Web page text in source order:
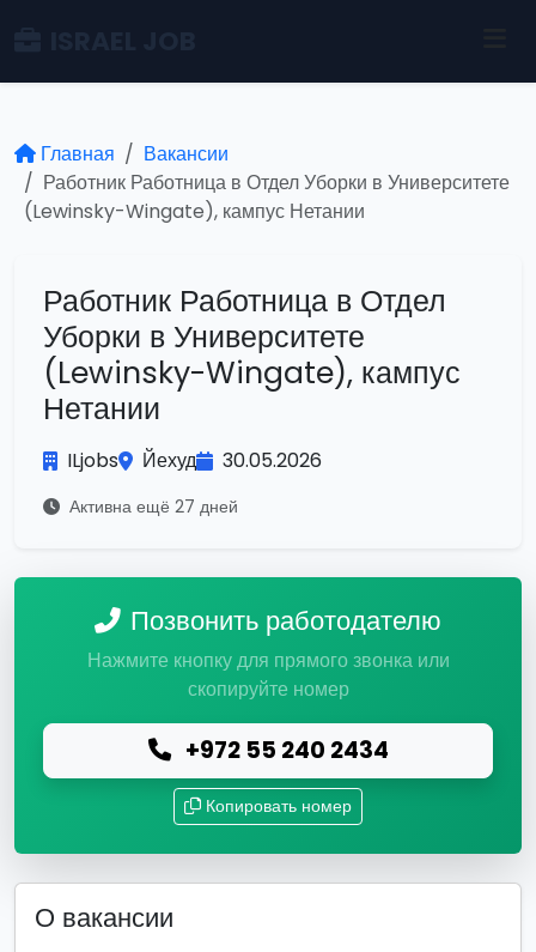
Главная
Вакансии
Работник Работница в Отдел Уборки в Университете
(Lewinsky-Wingate), кампус Нетании
Работник Работница в Отдел
Уборки в Университете
(Lewinsky-Wingate), кампус
Нетании
ILjobs Йехуд 30.05.2026
Активна ещё 27 дней
Позвонить работодателю
Нажмите кнопку для прямого звонка или
скопируйте номер
+972 55 240 2434
Копировать номер
О вакансии